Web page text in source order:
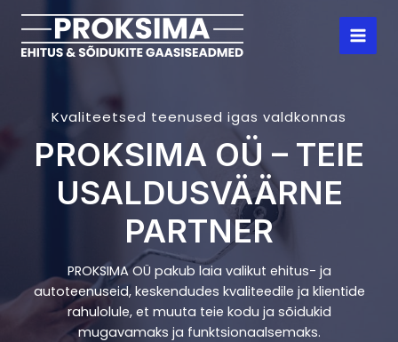
content
Main
Kvaliteetsed teenused igas valdkonnas
PROKSIMA OÜ – TEIE
USALDUSVÄÄRNE
PARTNER
PROKSIMA OÜ pakub laia valikut ehitus- ja
autoteenuseid, keskendudes kvaliteedile ja klientide
rahulolule, et muuta teie kodu ja sõidukid
mugavamaks ja funktsionaalsemaks.